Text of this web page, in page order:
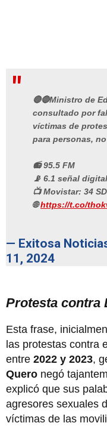
🔴🔵Ministro de
consultado por
víctimas de
para personas,
📻 95.5 FM
📡 6.1 señal
📺 Movistar: 34
🌐https://t.co/
— Exitosa
11, 2024
Protesta contra
Esta frase,
las protestas contra
entre 2022 y 2023,
Quero negó
explicó que sus
agresores sexuales
víctimas de las